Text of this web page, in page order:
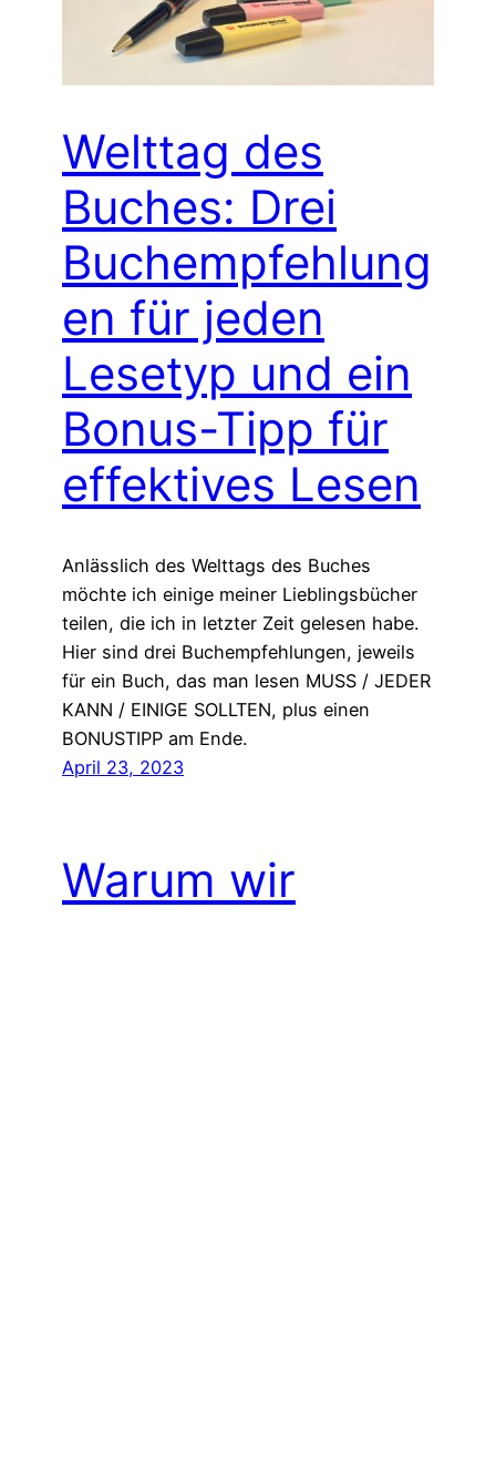
Welttag des
Buches: Drei
Buchempfehlung
en für jeden
Lesetyp und ein
Bonus-Tipp für
effektives Lesen
Anlässlich des Welttags des Buches
möchte ich einige meiner Lieblingsbücher
teilen, die ich in letzter Zeit gelesen habe.
Hier sind drei Buchempfehlungen, jeweils
für ein Buch, das man lesen MUSS / JEDER
KANN / EINIGE SOLLTEN, plus einen
BONUSTIPP am Ende.
April 23, 2023
Warum wir